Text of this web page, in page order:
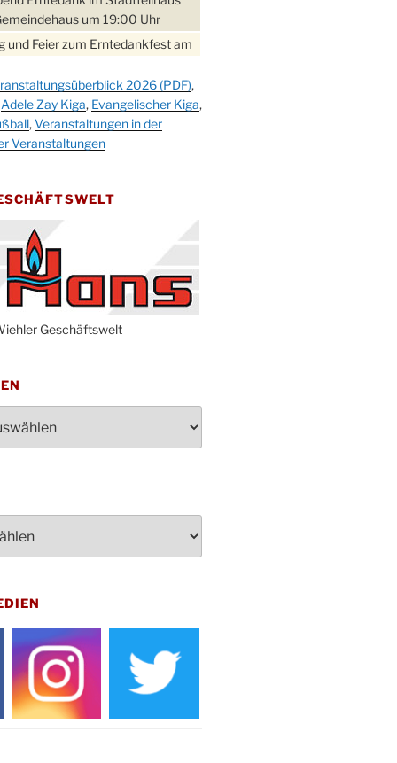
um 19:00 Uhr
und Feier zum Erntedankfest am
im Stadtteilhaus
im Cafe XXS
Andacht um 18:00 Uhr in der
Gottesdienst in der
im Ev. Gemeindehaus um
MGV im Stadtteilhaus um
von 16-20 Uhr
18:30 Uhr
im Ev. Gemeindehaus von 14-
des Honterus Chors im
um 19:00 Uhr
im Ev. Gemeindehaus von
2026 (PDF),
Adele Zay Kiga, Evangelischer Kiga,
,Veranstaltungen in der
Veranstaltungen
Geschäftswelt